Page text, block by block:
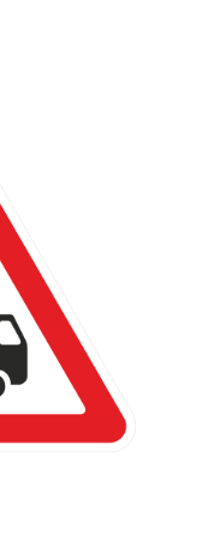
подсветкой
знаки
знаки
(Хомуты)